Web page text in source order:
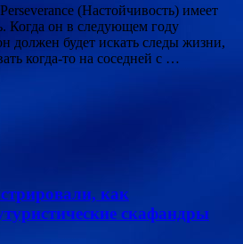
(Настойчивость) имеет
Когда он в следующем году
должен будет искать следы жизни,
когда-то на соседней с …
как
скафандры